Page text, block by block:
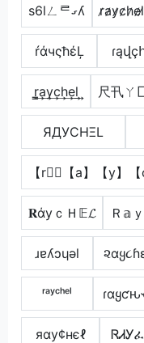
s6lㄥᄅގʎ r̷a̷y̷c̷h̷e̷l̷
ŕάчςħέĻ
r̳͢a͢y͢c͢h͢e͢l͢ 尺卂ㄚ
ЯДУCHΞL
【r】⃣【a】【y】
𝐑άуｃＨ𝔼𝓛 Ｒ𝕒
ɹɐʎɔɥǝl
ʳᵃʸᶜʰᵉˡ
яαу¢нєℓ